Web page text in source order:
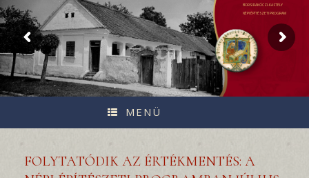
BORSI RÁKÓCZI-KASTÉLY
NÉPI ÉPÍTÉSZETI PROGRAM
MENÜ
FOLYTATÓDIK AZ ÉRTÉKMENTÉS: A